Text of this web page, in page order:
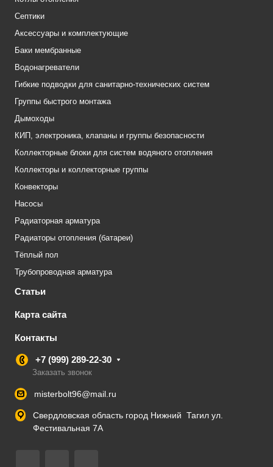
Септики
Аксессуары и комплектующие
Баки мембранные
Водонагреватели
Гибкие подводки для санитарно-технических систем
Группы быстрого монтажа
Дымоходы
КИП, электроника, клапаны и группы безопасности
Коллекторные блоки для систем водяного отопления
Коллекторы и коллекторные группы
Конвекторы
Насосы
Радиаторная арматура
Радиаторы отопления (батареи)
Тёплый пол
Трубопроводная арматура
Статьи
Карта сайта
Контакты
+7 (999) 289-22-30
Заказать звонок
misterbolt96@mail.ru
Свердловская область город Нижний Тагил ул.
Фестивальная 7А